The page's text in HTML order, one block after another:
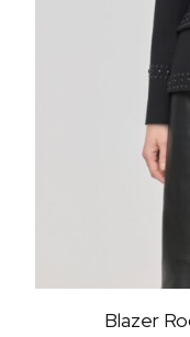
Blazer